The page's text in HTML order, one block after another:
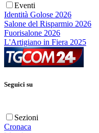
Eventi
Identità Golose 2026
Salone del Risparmio 2026
Fuorisalone 2026
L'Artigiano in Fiera 2025
Seguici su
Sezioni
Cronaca